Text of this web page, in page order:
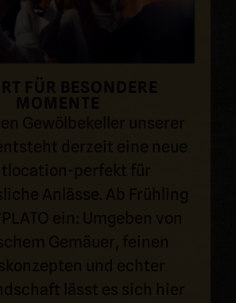
FÜR BESONDERE
MOMENTE
Gewölbekeller unserer
derzeit eine neue
perfekt für
Anlässe. Ab Frühling
ein: Umgeben von
Gemäuer, feinen
und echter
lässt es sich hier